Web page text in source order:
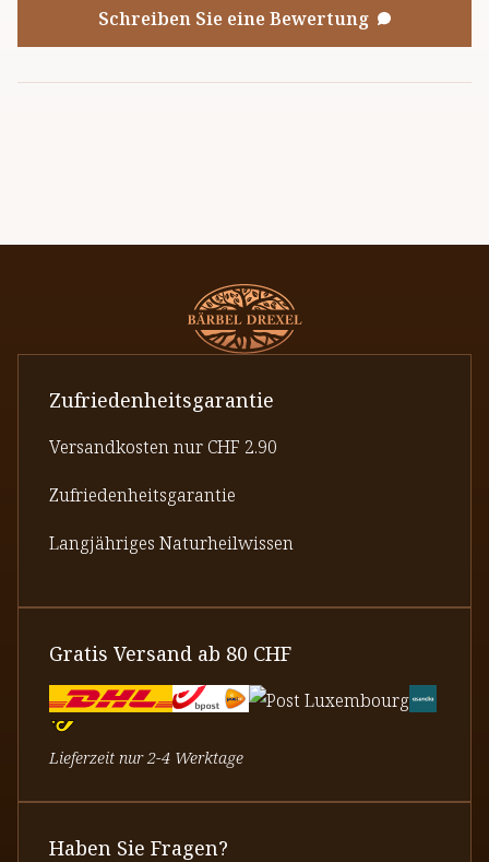
Schreiben Sie eine Bewertung
Zufriedenheitsgarantie
Versandkosten nur CHF 2.90
Zufriedenheitsgarantie
Langjähriges Naturheilwissen
Gratis Versand ab 80 CHF
Lieferzeit nur 2-4 Werktage
Haben Sie Fragen?